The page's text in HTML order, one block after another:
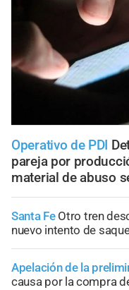
Operativo de PDI
pareja por
material de abuso
Santa Fe Otro tren
nuevo intento de
Apelación de la
causa por la compra